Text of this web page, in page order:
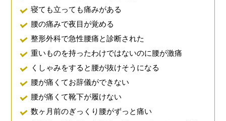
寝ても立っても痛みがある
腰の痛みで夜目が覚める
整形外科で急性腰痛と診断された
重いものを持ったわけではないのに腰が激痛
くしゃみをすると腰が抜けそうになる
腰が痛くてお辞儀ができない
腰が痛くて靴下が履けない
数ヶ月前のぎっくり腰がずっと痛い